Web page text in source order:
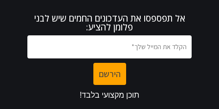
אל תפספסו את העדכונים החמים שיש לבני
פלומן להציע: